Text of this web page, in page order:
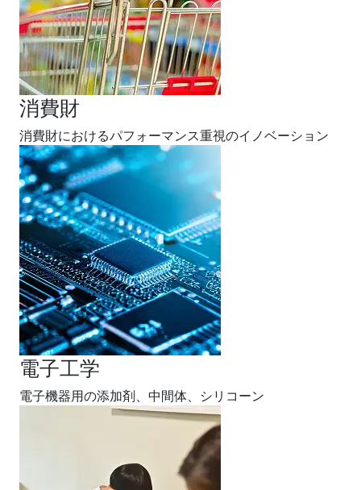
消費財
消費財におけるパフォーマンス重視のイノベーション
電子工学
電子機器用の添加剤、中間体、シリコーン